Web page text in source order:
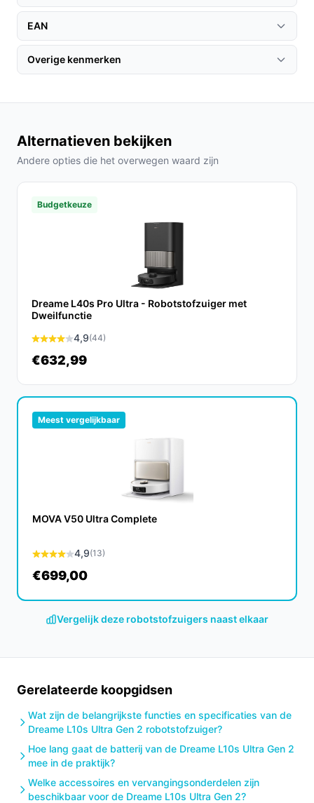
Accu technologie:Li-Ion
Veelgestelde vragen
voldoende tijd hebt om je hele woning grondig te
Hoe werkt het automatische basisstation?
Het basisstation leegt automatisch het stofreservoir,
reinigt en droogt de dweilpads, en vult het water bij,
iedereen die op zoek is naar een efficiënte, intelligente
en gebruiksvriendelijke robotstofzuiger. Met zijn
krachtige zuigkracht en geavanceerde functies maakt
deze robot het schoonmaken van je huis eenvoudiger
dan ooit.
CTA:Vergelijk prijzen en specificaties op
besterobotstofzuiger.nl en kies bewust wat past bij jouw
EAN
Overige kenmerken
Alternatieven bekijken
Andere opties die het overwegen waard zijn
Budgetkeuze
Dreame L40s Pro Ultra - Robotstofzuiger met
Dweilfunctie
4,9(44)
€632,99
Meest vergelijkbaar
MOVA V50 Ultra Complete
4,9(13)
€699,00
Vergelijk deze robotstofzuigers naast elkaar
Gerelateerde koopgidsen
Wat zijn de belangrijkste functies en specificaties van de
Dreame L10s Ultra Gen 2 robotstofzuiger?
Hoe lang gaat de batterij van de Dreame L10s Ultra Gen 2
mee in de praktijk?
Welke accessoires en vervangingsonderdelen zijn
beschikbaar voor de Dreame L10s Ultra Gen 2?